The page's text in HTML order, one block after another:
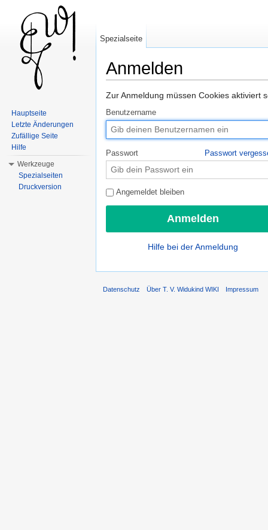
Anmelden
Zur Anmeldung müssen Cookies aktiviert
Benutzername
Passwort Passwort
Angemeldet bleiben
Hilfe bei der Anmeldung
Spezialseite
Hauptseite
Letzte Änderungen
Zufällige Seite
Hilfe
Werkzeuge
Spezialseiten
Druckversion
Datenschutz Über T. V. Widukind WIKI Impressum